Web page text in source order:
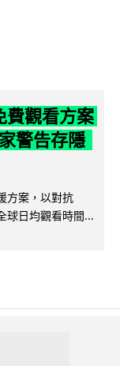
觀看方案
警告存隱
方案，以對抗
球日均觀看時間...